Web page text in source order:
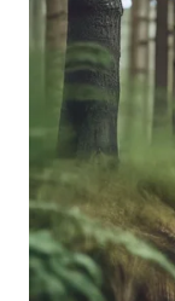
WN
BORNEO
Wahana
Group
WAHANA
NEWS